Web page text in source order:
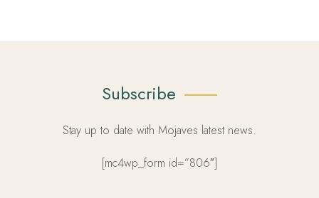
Subscribe
Stay up to date with Mojaves latest news.
[mc4wp_form id=”806″]